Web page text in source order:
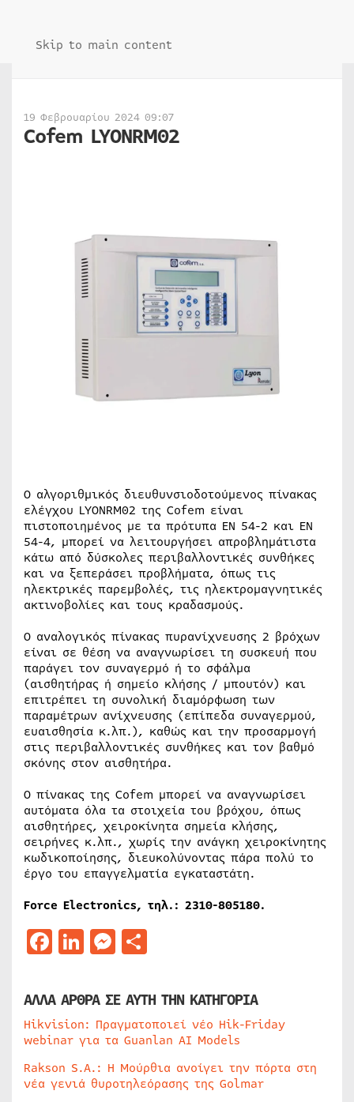
Skip to main content
19 Φεβρουαρίου 2024 09:07
Cofem LYONRM02
Ο αλγοριθμικός διευθυνσιοδοτούμενος πίνακας
ελέγχου LYONRM02 της Cofem είναι
πιστοποιημένος με τα πρότυπα EN 54-2 και EN
54-4, μπορεί να λειτουργήσει απροβλημάτιστα
κάτω από δύσκολες περιβαλλοντικές συνθήκες
και να ξεπεράσει προβλήματα, όπως τις
ηλεκτρικές παρεμβολές, τις ηλεκτρομαγνητικές
ακτινοβολίες και τους κραδασμούς.
Ο αναλογικός πίνακας πυρανίχνευσης 2 βρόχων
είναι σε θέση να αναγνωρίσει τη συσκευή που
παράγει τον συναγερμό ή το σφάλμα
(αισθητήρας ή σημείο κλήσης / μπουτόν) και
επιτρέπει τη συνολική διαμόρφωση των
παραμέτρων ανίχνευσης (επίπεδα συναγερμού,
ευαισθησία κ.λπ.), καθώς και την προσαρμογή
στις περιβαλλοντικές συνθήκες και τον βαθμό
σκόνης στον αισθητήρα.
Ο πίνακας της Cofem μπορεί να αναγνωρίσει
αυτόματα όλα τα στοιχεία του βρόχου, όπως
αισθητήρες, χειροκίνητα σημεία κλήσης,
σειρήνες κ.λπ., χωρίς την ανάγκη χειροκίνητης
κωδικοποίησης, διευκολύνοντας πάρα πολύ το
έργο του επαγγελματία εγκαταστάτη.
Force Electronics, τηλ.: 2310-805180.
Facebook
LinkedIn
Messenger
ΑΛΛΑ ΑΡΘΡΑ ΣΕ ΑΥΤΗ ΤΗΝ ΚΑΤΗΓΟΡΙΑ
Hikvision: Πραγματοποιεί νέο Hik-Friday
webinar για τα Guanlan AI Models
Rakson S.A.: Η Μούρθια ανοίγει την πόρτα στη
νέα γενιά θυροτηλεόρασης της Golmar